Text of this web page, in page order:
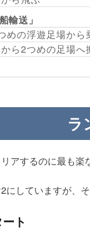
輸送」
めの浮遊足場から
ら2つめの足場へ
ラ
アするのに最も楽
にしていますが、
ト